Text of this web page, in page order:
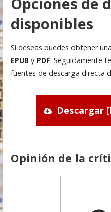
disponibles
Si deseas puedes obtener
EPUBy PDF. Seguidamente
fuentes de descarga directa
Descargar
Opinión de la